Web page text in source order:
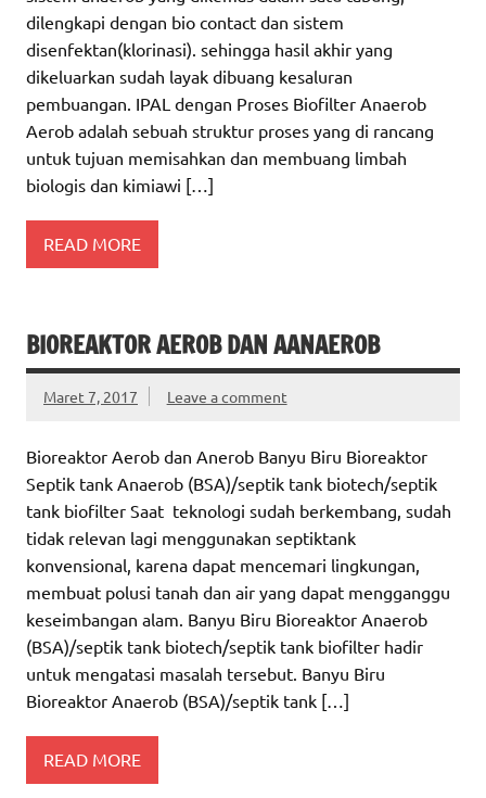
dilengkapi dengan bio contact dan sistem
disenfektan(klorinasi). sehingga hasil akhir yang
dikeluarkan sudah layak dibuang kesaluran
pembuangan. IPAL dengan Proses Biofilter Anaerob
Aerob adalah sebuah struktur proses yang di rancang
untuk tujuan memisahkan dan membuang limbah
biologis dan kimiawi […]
READ MORE
BIOREAKTOR AEROB DAN AANAEROB
Maret 7, 2017 Leave a comment
Bioreaktor Aerob dan Anerob Banyu Biru Bioreaktor
Septik tank Anaerob (BSA)/septik tank biotech/septik
tank biofilter Saat teknologi sudah berkembang, sudah
tidak relevan lagi menggunakan septiktank
konvensional, karena dapat mencemari lingkungan,
membuat polusi tanah dan air yang dapat mengganggu
keseimbangan alam. Banyu Biru Bioreaktor Anaerob
(BSA)/septik tank biotech/septik tank biofilter hadir
untuk mengatasi masalah tersebut. Banyu Biru
Bioreaktor Anaerob (BSA)/septik tank […]
READ MORE